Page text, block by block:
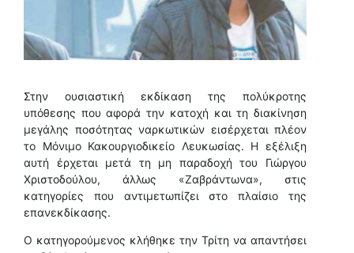
Στην ουσιαστική εκδίκαση της πολύκροτης
υπόθεσης που αφορά την κατοχή και τη διακίνηση
μεγάλης ποσότητας ναρκωτικών εισέρχεται πλέον
το Μόνιμο Κακουργιοδικείο Λευκωσίας. Η εξέλιξη
αυτή έρχεται μετά τη μη παραδοχή του Γιώργου
Χριστοδούλου, άλλως «Ζαβράντωνα», στις
κατηγορίες που αντιμετωπίζει στο πλαίσιο της
επανεκδίκασης.
Ο κατηγορούμενος κλήθηκε την Τρίτη να απαντήσει